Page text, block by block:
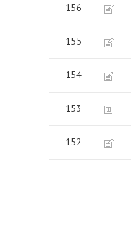
156
155
154
153
152